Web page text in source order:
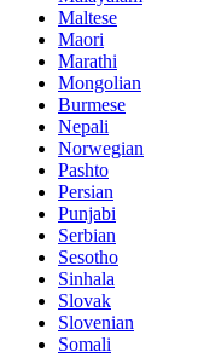
Maltese
Maori
Marathi
Mongolian
Burmese
Nepali
Norwegian
Pashto
Persian
Punjabi
Serbian
Sesotho
Sinhala
Slovak
Slovenian
Somali